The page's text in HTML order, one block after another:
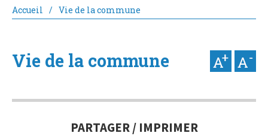
Accueil / Vie de la commune
Vie de la commune
PARTAGER / IMPRIMER